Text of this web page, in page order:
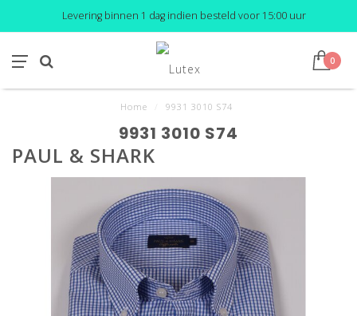
Levering binnen 1 dag indien besteld voor 15:00 uur
0
Home 9931 3010 S74
9931 3010 S74
PAUL & SHARK